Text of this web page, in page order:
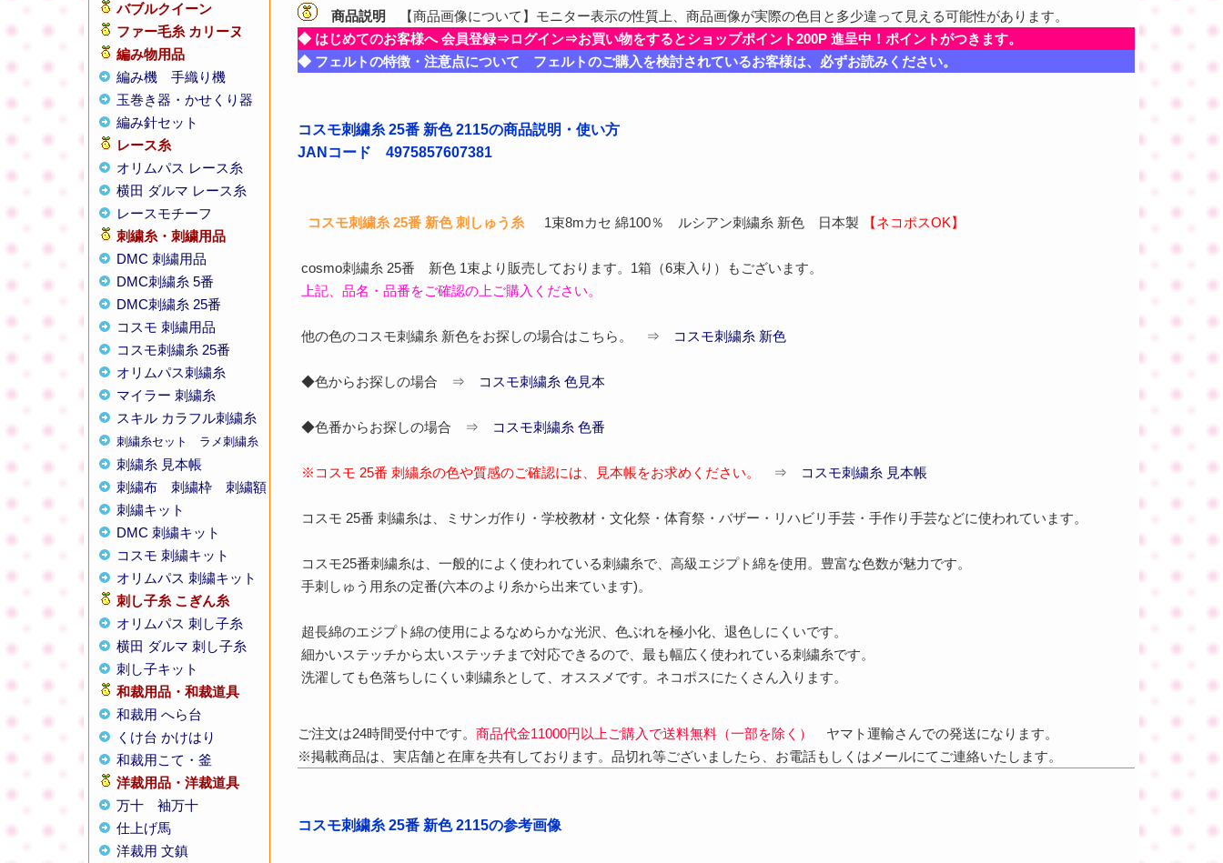
バブルクイーン
ファー毛糸 カリーヌ
編み物用品
編み機
手織り機
玉巻き器・かせくり器
編み針セット
レース糸
オリムパス レース糸
横田 ダルマ レース糸
レースモチーフ
刺繍糸・刺繍用品
DMC 刺繍用品
DMC刺繍糸 5番
DMC刺繍糸 25番
コスモ 刺繍用品
コスモ刺繍糸 25番
オリムパス刺繍糸
マイラー 刺繍糸
スキル カラフル刺繍糸
刺繍糸セット ラメ刺繍糸
刺繍糸 見本帳
刺繍布
刺繍枠
刺繍額
刺繍キット
DMC 刺繍キット
コスモ 刺繍キット
オリムパス 刺繍キット
刺し子糸 こぎん糸
オリムパス 刺し子糸
横田 ダルマ 刺し子糸
刺し子キット
和裁用品・和裁道具
和裁用 へら台
くけ台 かけはり
和裁用こて・釜
洋裁用品・洋裁道具
万十
袖万十
仕上げ馬
洋裁用 文鎮
商品説明
【商品画像について】モニター表示の性質上、商品画像が実際の色目と多少違って見える可能性があります。
◆ はじめてのお客様へ 会員登録⇒ログイン⇒お買い物をするとショップポイント200P 進呈中！ポイントがつきます。
◆ フェルトの特徴・注意点について フェルトのご購入を検討されているお客様は、必ずお読みください。
コスモ刺繍糸 25番 新色 2115の商品説明・使い方
JANコード 4975857607381
コスモ刺繍糸 25番 新色 刺しゅう糸 1束8mカセ 綿100％ ルシアン刺繍糸 新色 日本製 【ネコポスOK】
cosmo刺繍糸 25番 新色 1束より販売しております。1箱（6束入り）もございます。
上記、品名・品番をご確認の上ご購入ください。
他の色のコスモ刺繍糸 新色をお探しの場合はこちら。 ⇒ コスモ刺繍糸 新色
◆色からお探しの場合 ⇒ コスモ刺繍糸 色見本
◆色番からお探しの場合 ⇒ コスモ刺繍糸 色番
※コスモ 25番 刺繍糸の色や質感のご確認には、見本帳をお求めください。 ⇒ コスモ刺繍糸 見本帳
コスモ 25番 刺繍糸は、ミサンガ作り・学校教材・文化祭・体育祭・バザー・リハビリ手芸・手作り手芸などに使われています。
コスモ25番刺繍糸は、一般的によく使われている刺繍糸で、高級エジプト綿を使用。豊富な色数が魅力です。
手刺しゅう用糸の定番(六本のより糸から出来ています)。
超長綿のエジプト綿の使用によるなめらかな光沢、色ぶれを極小化、退色しにくいです。
細かいステッチから太いステッチまで対応できるので、最も幅広く使われている刺繍糸です。
洗濯しても色落ちしにくい刺繍糸として、オススメです。ネコポスにたくさん入ります。
ご注文は24時間受付中です。 商品代金11000円以上ご購入で送料無料（一部を除く）
ヤマト運輸さんでの発送になります。
※掲載商品は、実店舗と在庫を共有しております。品切れ等ございましたら、お電話もしくはメールにてご連絡いたします。
コスモ刺繍糸 25番 新色 2115の参考画像